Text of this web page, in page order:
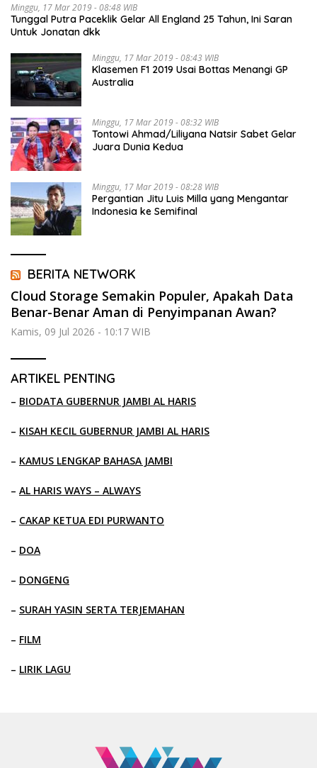
Minggu, 17 Mar 2019 - 08:48 WIB
Tunggal Putra Paceklik Gelar All England 25 Tahun, Ini Saran
Untuk Jonatan dkk
Minggu, 17 Mar 2019 - 08:43 WIB
Klasemen F1 2019 Usai Bottas Menangi GP
Australia
Minggu, 17 Mar 2019 - 08:32 WIB
Tontowi Ahmad/Liliyana Natsir Sabet Gelar
Juara Dunia Kedua
Minggu, 17 Mar 2019 - 08:28 WIB
Pergantian Jitu Luis Milla yang Mengantar
Indonesia ke Semifinal
BERITA NETWORK
Cloud Storage Semakin Populer, Apakah Data
Benar-Benar Aman di Penyimpanan Awan?
Kamis, 09 Jul 2026 - 10:17 WIB
ARTIKEL PENTING
– BIODATA GUBERNUR JAMBI AL HARIS
– KISAH KECIL GUBERNUR JAMBI AL HARIS
– KAMUS LENGKAP BAHASA JAMBI
– AL HARIS WAYS – ALWAYS
– CAKAP KETUA EDI PURWANTO
– DOA
– DONGENG
– SURAH YASIN SERTA TERJEMAHAN
– FILM
– LIRIK LAGU